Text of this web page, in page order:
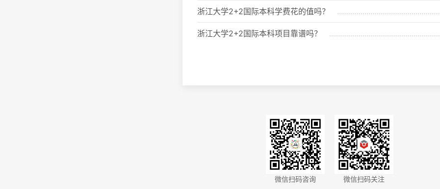
浙江大学2+2国际本科学费花的值吗？
浙江大学2+2国际本科项目靠谱吗？
微信扫码咨询 微信扫码关注